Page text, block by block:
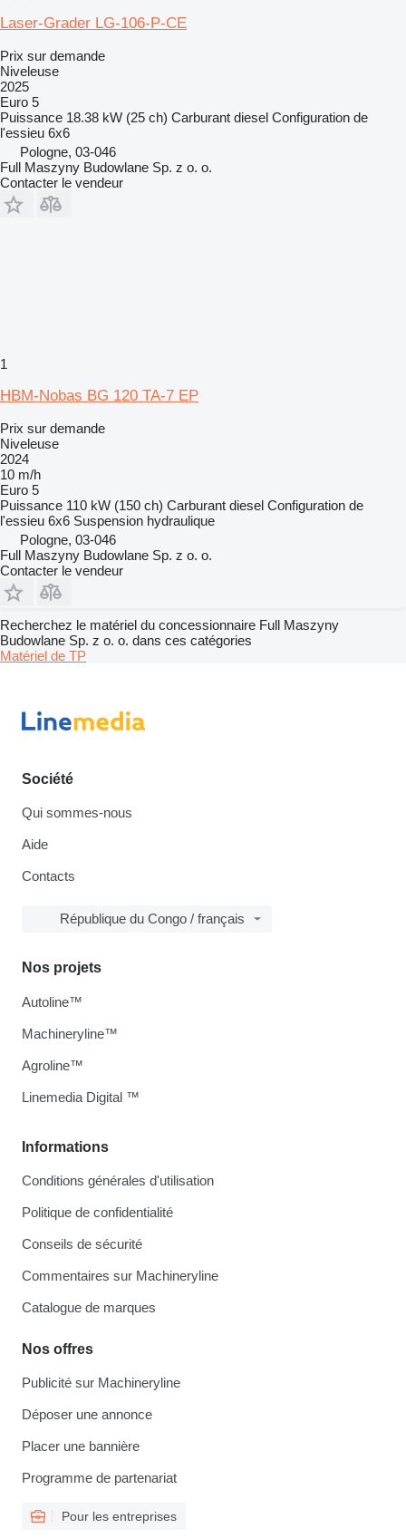
Laser-Grader LG-106-P-CE
Prix sur demande
Niveleuse
2025
Euro 5
Puissance 18.38 kW (25 ch) Carburant diesel Configuration de
l'essieu 6x6
Pologne, 03-046
Full Maszyny Budowlane Sp. z o. o.
Contacter le vendeur
1
HBM-Nobas BG 120 TA-7 EP
Prix sur demande
Niveleuse
2024
10 m/h
Euro 5
Puissance 110 kW (150 ch) Carburant diesel Configuration de
l'essieu 6x6 Suspension hydraulique
Pologne, 03-046
Full Maszyny Budowlane Sp. z o. o.
Contacter le vendeur
Recherchez le matériel du concessionnaire Full Maszyny
Budowlane Sp. z o. o. dans ces catégories
Matériel de TP
Société
Qui sommes-nous
Aide
Contacts
République du Congo / français
Informations
Conditions générales d'utilisation
Politique de confidentialité
Conseils de sécurité
Commentaires sur Machineryline
Catalogue de marques
Nos offres
Publicité sur Machineryline
Déposer une annonce
Placer une bannière
Programme de partenariat
Pour les entreprises
Nos projets
Autoline™
Machineryline™
Agroline™
Linemedia Digital ™